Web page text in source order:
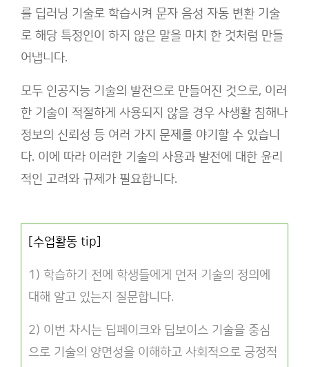
를 딥러닝 기술로 학습시켜 문자 음성 자동 변환 기술
로 해당 특정인이 하지 않은 말을 마치 한 것처럼 만들
어냅니다.
모두 인공지능 기술의 발전으로 만들어진 것으로, 이러
한 기술이 적절하게 사용되지 않을 경우 사생활 침해나
정보의 신뢰성 등 여러 가지 문제를 야기할 수 있습니
다. 이에 따라 이러한 기술의 사용과 발전에 대한 윤리
적인 고려와 규제가 필요합니다.
[수업활동 tip]
1) 학습하기 전에 학생들에게 먼저 기술의 정의에
대해 알고 있는지 질문합니다.
2) 이번 차시는 딥페이크와 딥보이스 기술을 중심
으로 기술의 양면성을 이해하고 사회적으로 긍정적